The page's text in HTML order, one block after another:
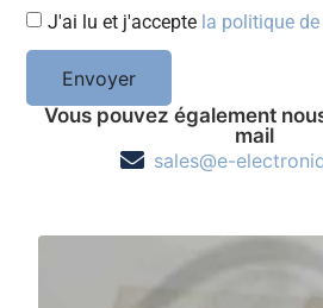
J'ai lu et j'accepte la politique
Envoyer
Vous pouvez également
mail
sales@e-